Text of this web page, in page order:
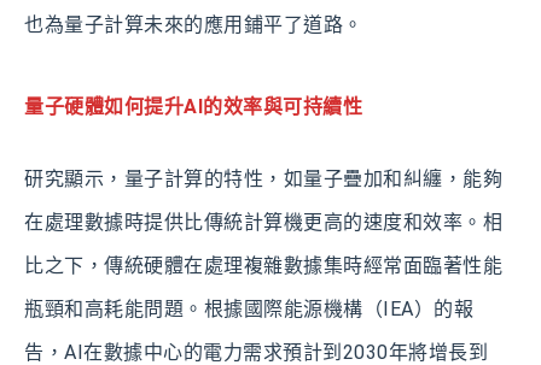
也為量子計算未來的應用鋪平了道路。
量子硬體如何提升AI的效率與可持續性
研究顯示，量子計算的特性，如量子疊加和糾纏，能夠
在處理數據時提供比傳統計算機更高的速度和效率。相
比之下，傳統硬體在處理複雜數據集時經常面臨著性能
瓶頸和高耗能問題。根據國際能源機構（IEA）的報
告，AI在數據中心的電力需求預計到2030年將增長到